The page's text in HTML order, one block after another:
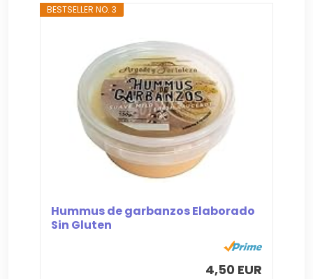
BESTSELLER NO. 3
Hummus de garbanzos Elaborado
Sin Gluten
4,50 EUR